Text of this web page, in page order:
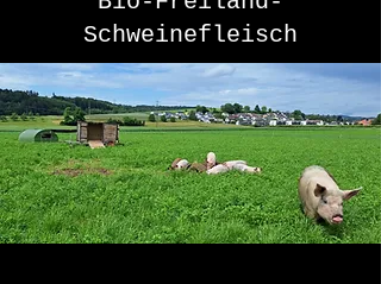
Schweinefleisch